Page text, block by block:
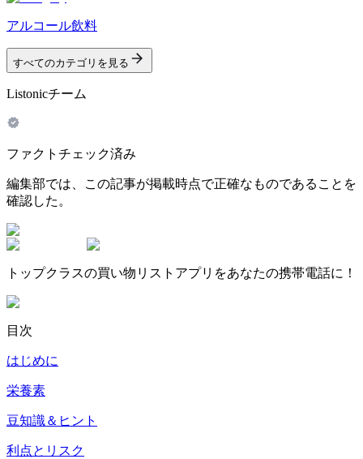
アルコール飲料
すべてのカテゴリを見る
Listonicチーム
ファクトチェック済み
編集部では、この記事が掲載時点で正確なものであることを
確認した。
トップクラスの買い物リストアプリをあなたの携帯電話に！
目次
はじめに
栄養素
豆知識＆ヒント
利点とリスク